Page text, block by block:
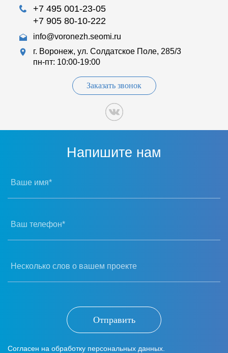
+7 495 001-23-05
+7 905 80-10-222
info@voronezh.seomi.ru
г. Воронеж, ул. Солдатское Поле, 285/3
пн-пт: 10:00-19:00
Заказать звонок
Напишите нам
Ваше имя*
Ваш телефон*
Несколько слов о вашем проекте
Отправить
Согласен на обработку персональных данных.